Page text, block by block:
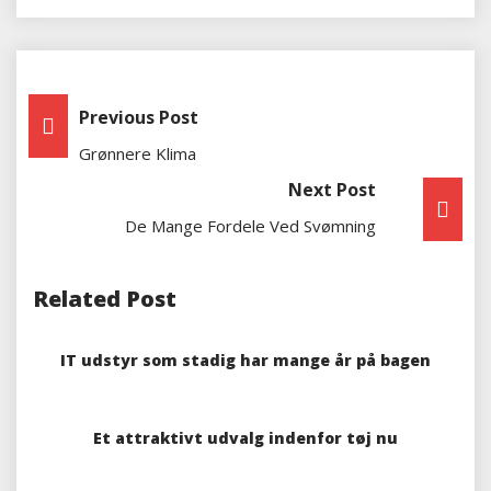
Indlægsnavigation
Previous Post
Grønnere Klima
Next Post
De Mange Fordele Ved Svømning
Related Post
IT udstyr som stadig har mange år på bagen
Et attraktivt udvalg indenfor tøj nu